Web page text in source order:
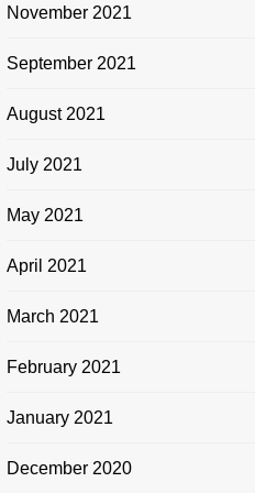
November 2021
September 2021
August 2021
July 2021
May 2021
April 2021
March 2021
February 2021
January 2021
December 2020